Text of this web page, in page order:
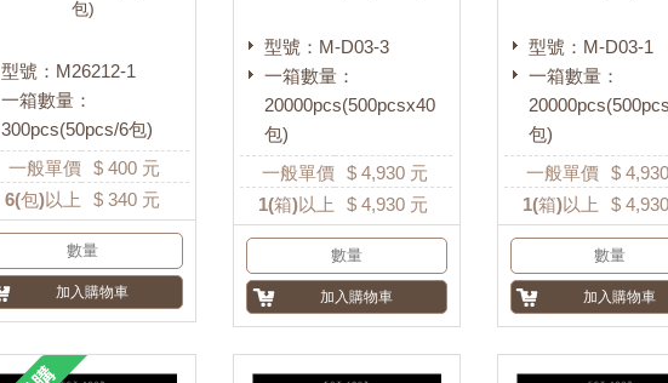
包)
型號：M26212-1
一箱數量：
300pcs(50pcs/6包)
一般單價
$ 400元
6(包)以上 $ 340元
型號：M-D03-3
一箱數量：
20000pcs(500pcsx40
包)
一般單價 $ 4,930 元
1(箱)以上 $ 4,930 元
型號：M-D03-1
一箱數量：
包)
一般單價
$ 4,930
1(箱)以上 $ 4,930